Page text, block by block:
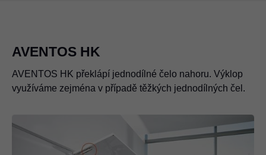
AVENTOS HK
AVENTOS HK překlápí jednodílné čelo nahoru. Výklop
využíváme zejména v případě těžkých jednodílných čel.